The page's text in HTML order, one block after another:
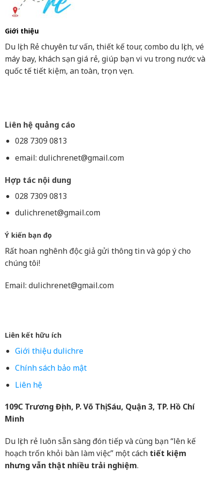
Giới thiệu
Du lịch Rẻ chuyên tư vấn, thiết kế tour, combo du lịch, vé
máy bay, khách sạn giá rẻ, giúp bạn vi vu trong nước và
quốc tế tiết kiệm, an toàn, trọn vẹn.
Liên hệ quảng cáo
028 7309 0813
email: dulichrenet@gmail.com
Hợp tác nội dung
028 7309 0813
dulichrenet@gmail.com
Ý kiến bạn đọc
Rất hoan nghênh độc giả gửi thông tin và góp ý cho
chúng tôi!
Email: dulichrenet@gmail.com
Liên kết hữu ích
Giới thiệu dulichre
Chính sách bảo mật
Liên hệ
109C Trương Định, P. Võ Thị Sáu, Quận 3, TP. Hồ Chí
Minh
Du lịch rẻ luôn sẵn sàng đón tiếp và cùng bạn “lên kế
hoạch trốn khỏi bàn làm việc” một cách tiết kiệm
nhưng vẫn thật nhiều trải nghiệm.